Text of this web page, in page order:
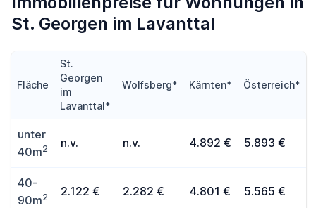
St. Georgen im Lavanttal
Fläche
St.
Georgen
im
Lavanttal*
Wolfsberg* Kärnten* Österreich*
unter
40m2 n.v. n.v. 4.892 € 5.893 €
40-
90m2 2.122 € 2.282 € 4.801 € 5.565 €